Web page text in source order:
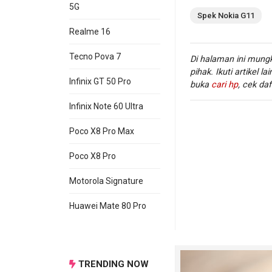
5G
Realme 16
Tecno Pova 7
Infinix GT 50 Pro
Infinix Note 60 Ultra
Poco X8 Pro Max
Poco X8 Pro
Motorola Signature
Huawei Mate 80 Pro
Spek Nokia G11
Di halaman ini
pihak. Ikuti artikel
buka cari hp, cek
TRENDING NOW